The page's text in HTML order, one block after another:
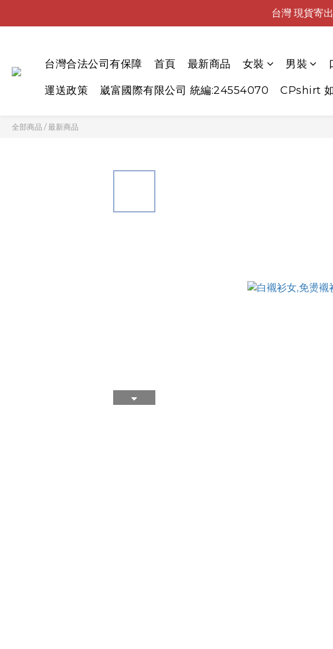
台灣 現貨寄
台灣合法公司有保障 首頁 最新商品 女裝 男裝
運送政策 崴富國際有限公司 統編:24554070 CPshirt
全部商品 /最新商品